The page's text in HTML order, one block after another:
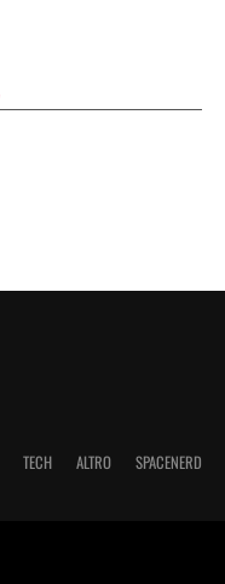
TECH ALTRO SPACENERD